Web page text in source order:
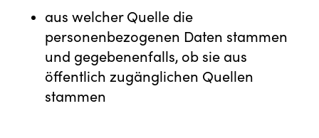
aus welcher Quelle die
personenbezogenen Daten stammen
und gegebenenfalls, ob sie aus
öffentlich zugänglichen Quellen
stammen